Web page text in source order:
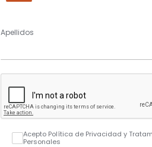
Apellidos
Acepto Política de Privacidad y
Personales